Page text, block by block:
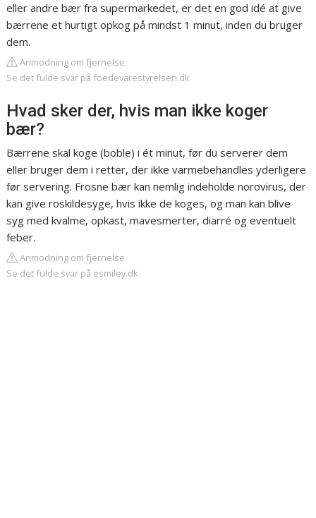
eller andre bær fra supermarkedet, er det en god idé at give
bærrene et hurtigt opkog på mindst 1 minut, inden du bruger
dem.
Anmodning om fjernelse
Se det fulde svar på foedevarestyrelsen.dk
Hvad sker der, hvis man ikke koger
bær?
Bærrene skal koge (boble) i ét minut, før du serverer dem
eller bruger dem i retter, der ikke varmebehandles yderligere
før servering. Frosne bær kan nemlig indeholde norovirus, der
kan give roskildesyge, hvis ikke de koges, og man kan blive
syg med kvalme, opkast, mavesmerter, diarré og eventuelt
feber.
Anmodning om fjernelse
Se det fulde svar på esmiley.dk